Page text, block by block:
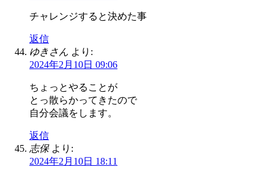
チャレンジすると決めた事
返信
ゆきさん より:
2024年2月10日 09:06
ちょっとやることが
とっ散らかってきたので
自分会議をします。
返信
志保 より:
2024年2月10日 18:11